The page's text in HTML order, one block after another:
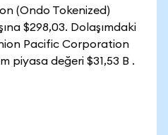
(Ondo Tokenized)
$298,03. Dolaşımdaki
Pacific Corporation
piyasa değeri $31,53 B .